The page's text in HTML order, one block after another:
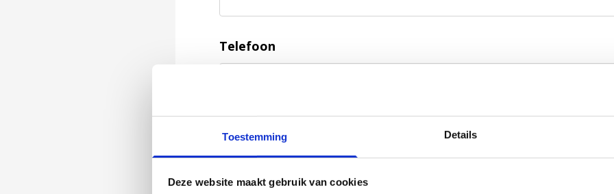
Toestemming Details
Deze website maakt gebruik van cookies
Telefoon
Feedback*